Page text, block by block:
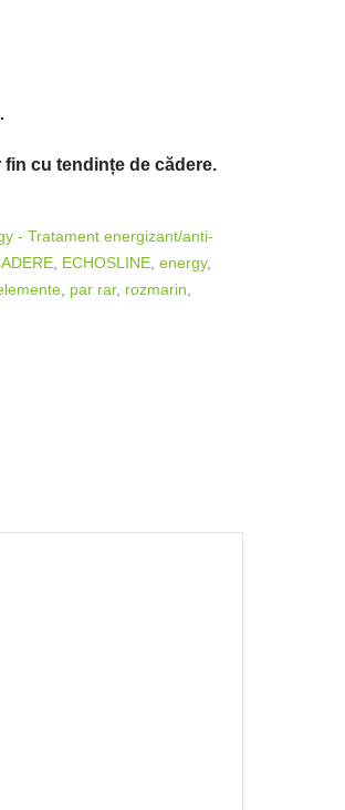
cu tendințe de cădere.
- Tratament energizant/anti-
ECHOSLINE energy,
par rar, rozmarin